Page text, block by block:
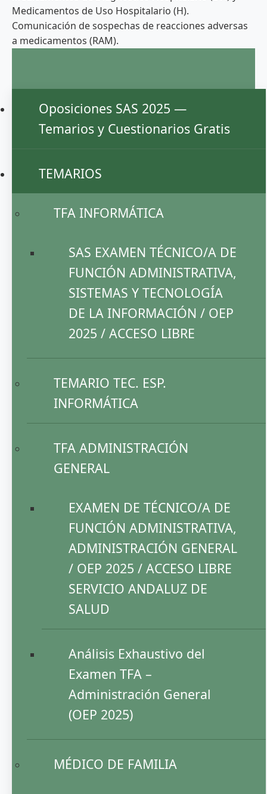
Medicamentos de Uso Hospitalario (H).
Comunicación de sospechas de reacciones adversas
a medicamentos (RAM).
Oposiciones SAS 2025 —
Temarios y Cuestionarios Gratis
TEMARIOS
TFA INFORMÁTICA
SAS EXAMEN TÉCNICO/A DE
FUNCIÓN ADMINISTRATIVA,
SISTEMAS Y TECNOLOGÍA
DE LA INFORMACIÓN / OEP
2025 / ACCESO LIBRE
TEMARIO TEC. ESP.
INFORMÁTICA
TFA ADMINISTRACIÓN
GENERAL
EXAMEN DE TÉCNICO/A DE
FUNCIÓN ADMINISTRATIVA,
ADMINISTRACIÓN GENERAL
/ OEP 2025 / ACCESO LIBRE
SERVICIO ANDALUZ DE
SALUD
Análisis Exhaustivo del
Examen TFA –
Administración General
(OEP 2025)
MÉDICO DE FAMILIA